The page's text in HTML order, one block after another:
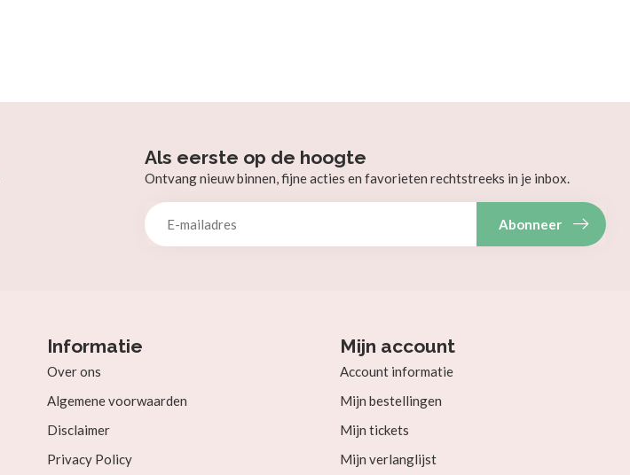
Als eerste op de hoogte
Ontvang nieuw binnen, fijne acties en favorieten rechtstreeks in je inbox.
Abonneer
Informatie
Over ons
Algemene voorwaarden
Disclaimer
Privacy Policy
Mijn account
Account informatie
Mijn bestellingen
Mijn tickets
Mijn verlanglijst